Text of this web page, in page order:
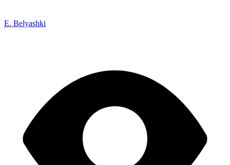
E. Belyashki